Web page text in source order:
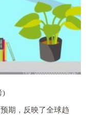
)
期，反映了全球趋